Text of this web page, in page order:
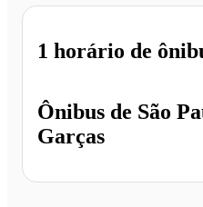
Ônibus de São
Garças
1 horário de